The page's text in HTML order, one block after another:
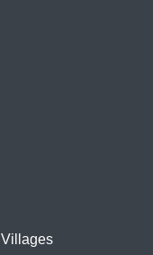
Villages